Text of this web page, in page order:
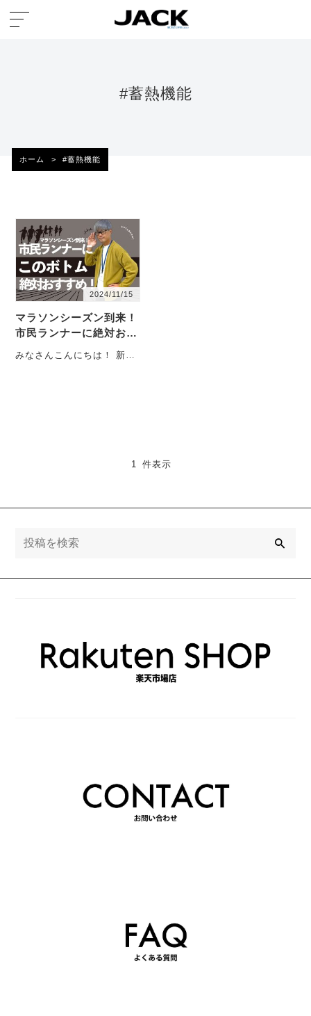
#蓄熱機能
ホーム > #蓄熱機能
2024/11/15
マラソンシーズン到来！
市民ランナーに絶対おす
みなさんこんにちは！ 新人
1 件表示